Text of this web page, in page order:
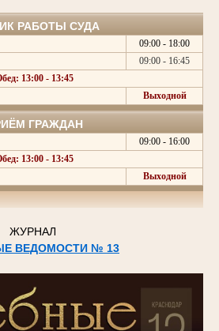
РАБОТЫ СУДА
09:00 - 18:00
09:00 - 16:45
13:00 - 13:45
Выходной
ГРАЖДАН
09:00 - 16:00
13:00 - 13:45
Выходной
ЖУРНАЛ
ВЕДОМОСТИ № 13